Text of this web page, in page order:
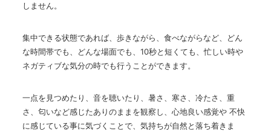
しません。
集中できる状態であれば、歩きながら、食べながらなど、どん
な時間帯でも、どんな場面でも、10秒と短くても、忙しい時や
ネガティブな気分の時でも行うことができます。
一点を見つめたり、音を聴いたり、暑さ、寒さ、冷たさ、重
さ、匂いなど感じたありのままを観察し、心地良い感覚や 不快
に感じている事に気づくことで、気持ちが自然と落ち着きま